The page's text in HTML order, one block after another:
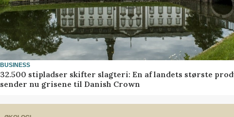
BUSINESS
32.500 stipladser skifter slagteri: En af landets største
sender nu grisene til Danish Crown